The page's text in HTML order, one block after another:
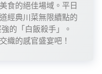
食的絕佳場域。平日
經典川菜無限續點的
的「白飯殺手」。
織的感官盛宴吧！